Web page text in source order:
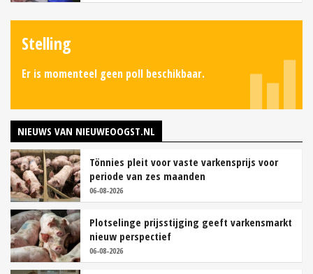
Stelling
Er is momenteel geen poll beschikbaar.
NIEUWS VAN NIEUWEOOGST.NL
Tönnies pleit voor vaste varkensprijs voor
periode van zes maanden
06-08-2026
Plotselinge prijsstijging geeft varkensmarkt
nieuw perspectief
06-08-2026